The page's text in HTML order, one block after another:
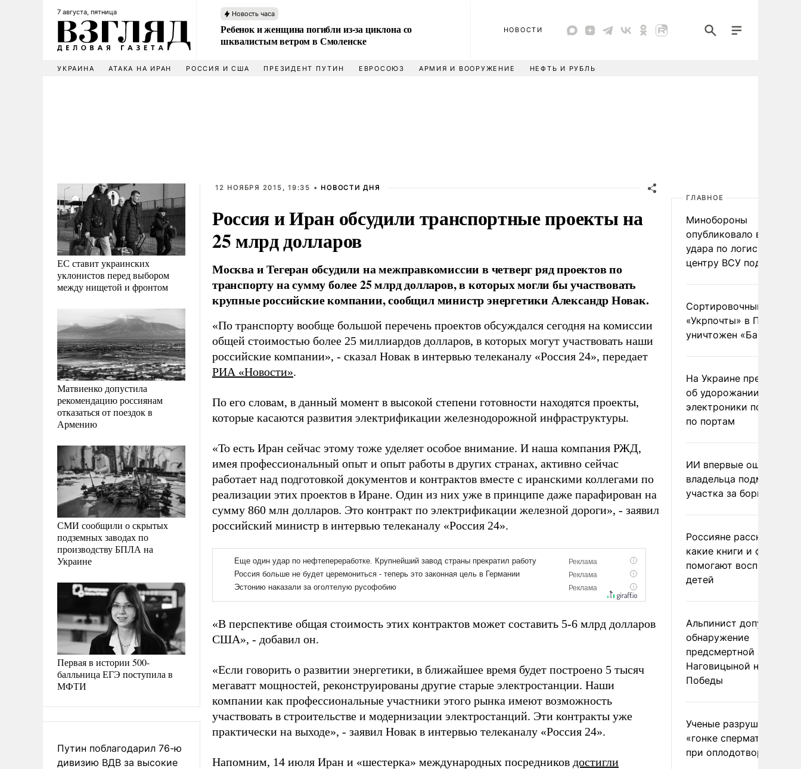
7 августа, пятница Новость часа
Ребенок и женщина погибли из-за циклона со
шквалистым ветром в Смоленске
НОВОСТИ
УКРАИНА АТАКА НА ИРАН РОССИЯ И США ПРЕЗИДЕНТ ПУТИН ЕВРОСОЮЗ АРМИЯ И ВООРУЖЕНИЕ НЕФТЬ И РУБЛЬ
ЕС ставит украинских
уклонистов перед выбором
между нищетой и фронтом
Матвиенко допустила
рекомендацию россиянам
отказаться от поездок в
Армению
СМИ сообщили о скрытых
подземных заводах по
производству БПЛА на
Украине
Первая в истории 500-
балльница ЕГЭ поступила в
МФТИ
Путин поблагодарил 76-ю
дивизию ВДВ за высокие
12 НОЯБРЯ 2015, 19:35 • НОВОСТИ ДНЯ
Россия и Иран обсудили транспортные проекты на
25 млрд долларов
Москва и Тегеран обсудили на межправкомиссии в четверг ряд проектов по
транспорту на сумму более 25 млрд долларов, в которых могли бы участвовать
крупные российские компании, сообщил министр энергетики Александр Новак.
«По транспорту вообще большой перечень проектов обсуждался сегодня на комиссии
общей стоимостью более 25 миллиардов долларов, в которых могут участвовать наши
российские компании», - сказал Новак в интервью телеканалу «Россия 24», передает
РИА «Новости».
По его словам, в данный момент в высокой степени готовности находятся проекты,
которые касаются развития электрификации железнодорожной инфраструктуры.
«То есть Иран сейчас этому тоже уделяет особое внимание. И наша компания РЖД,
имея профессиональный опыт и опыт работы в других странах, активно сейчас
работает над подготовкой документов и контрактов вместе с иранскими коллегами по
реализации этих проектов в Иране. Один из них уже в принципе даже парафирован на
сумму 860 млн долларов. Это контракт по электрификации железной дороги», - заявил
российский министр в интервью телеканалу «Россия 24».
«В перспективе общая стоимость этих контрактов может составить 5-6 млрд долларов
США», - добавил он.
«Если говорить о развитии энергетики, в ближайшее время будет построено 5 тысяч
мегаватт мощностей, реконструированы другие старые электростанции. Наши
компании как профессиональные участники этого рынка имеют возможность
участвовать в строительстве и модернизации электростанций. Эти контракты уже
практически на выходе», - заявил Новак в интервью телеканалу «Россия 24».
Напомним, 14 июля Иран и «шестерка» международных посредников достигли
ГЛАВНОЕ
Минобороны
опубликовало видео
удара по
центру ВСУ под Киевом
Сортировочный пункт
«Укрпочты» в
уничтожен
На Украине
об удорожании
электроники после
по портам
ИИ впервые
владельца
участка за борщевик
Россияне рассказали,
какие книги и фильмы
помогают воспитывать
детей
Альпинист допустил
обнаружение
предсмертной записки
Наговицыной на пике
Победы
Ученые разрушили миф
«гонке
при оплодотворении